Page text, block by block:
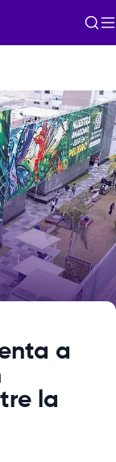
a
la